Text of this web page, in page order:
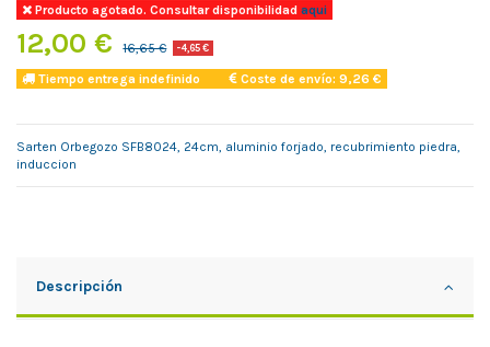
Producto agotado. Consultar disponibilidadaqui
12,00 € 16,65 € -4,65 €
Tiempo entrega indefinido Coste de envío: 9,26 €
Sarten Orbegozo SFB8024, 24cm, aluminio forjado, recubrimiento piedra,
induccion
Descripción